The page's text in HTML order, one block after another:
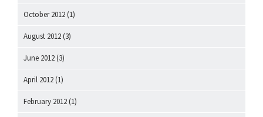
October 2012 (1)
August 2012 (3)
June 2012 (3)
April 2012 (1)
February 2012 (1)